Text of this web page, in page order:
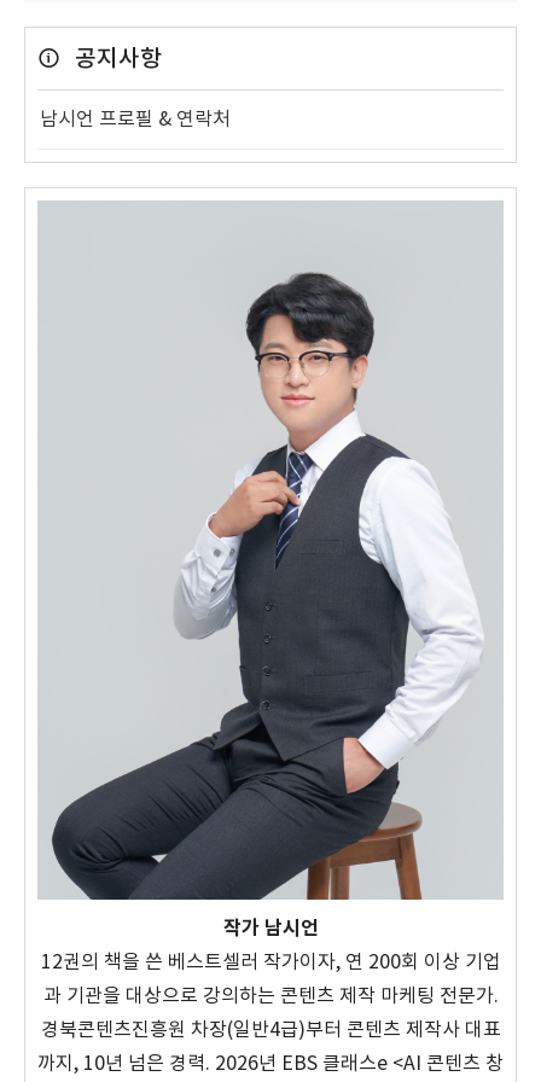
공지사항
남시언 프로필 & 연락처
작가 남시언
12권의 책을 쓴 베스트셀러 작가이자, 연 200회 이상 기업
과 기관을 대상으로 강의하는 콘텐츠 제작 마케팅 전문가.
경북콘텐츠진흥원 차장(일반4급)부터 콘텐츠 제작사 대표
까지, 10년 넘은 경력. 2026년 EBS 클래스e <AI 콘텐츠 창